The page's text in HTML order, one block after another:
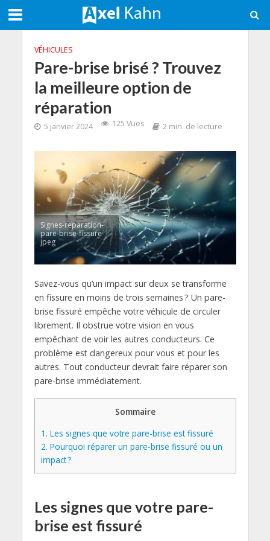
VÉHICULES
Pare-brise brisé ? Trouvez
la meilleure option de
réparation
5 janvier 2024 125 Vues 2 min. de lecture
Signes-reparation-
pare-brise-fissure
jpeg
Savez-vous qu’un impact sur deux se transforme
en fissure en moins de trois semaines ? Un pare-
brise fissuré empêche votre véhicule de circuler
librement. Il obstrue votre vision en vous
empêchant de voir les autres conducteurs. Ce
problème est dangereux pour vous et pour les
autres. Tout conducteur devrait faire réparer son
pare-brise immédiatement.
Sommaire
1. Les signes que votre pare-brise est fissuré
2. Pourquoi réparer un pare-brise fissuré ou un
impact ?
Les signes que votre pare-
brise est fissuré